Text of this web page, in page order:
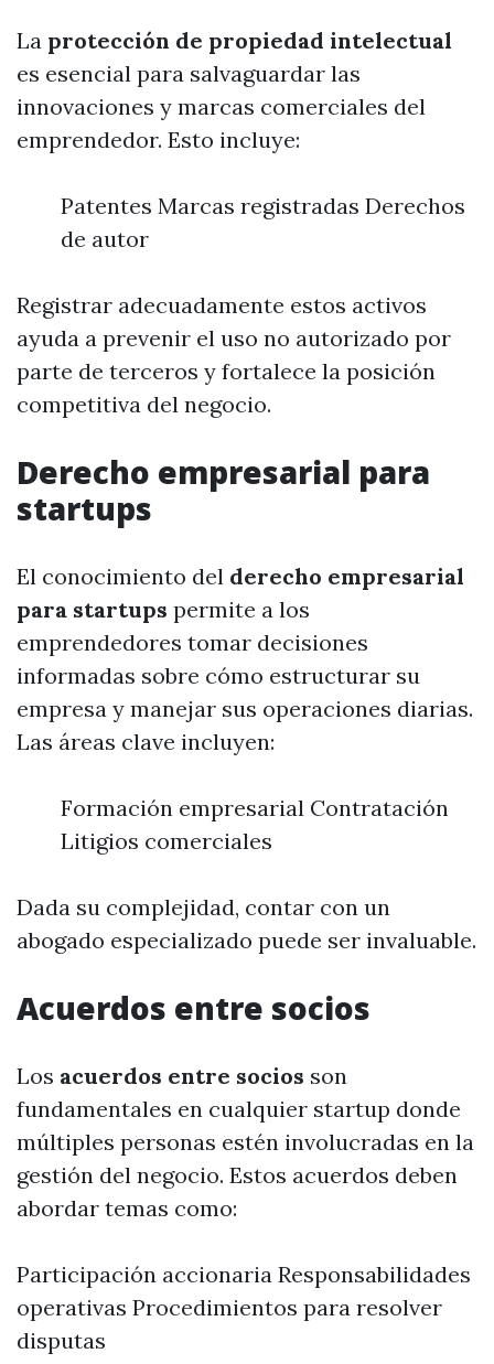
La protección de propiedad intelectual
es esencial para salvaguardar las
innovaciones y marcas comerciales del
emprendedor. Esto incluye:
Patentes Marcas registradas Derechos
de autor
Registrar adecuadamente estos activos
ayuda a prevenir el uso no autorizado por
parte de terceros y fortalece la posición
competitiva del negocio.
Derecho empresarial para
startups
El conocimiento del derecho empresarial
para startups permite a los
emprendedores tomar decisiones
informadas sobre cómo estructurar su
empresa y manejar sus operaciones diarias.
Las áreas clave incluyen:
Formación empresarial Contratación
Litigios comerciales
Dada su complejidad, contar con un
abogado especializado puede ser invaluable.
Acuerdos entre socios
Los acuerdos entre socios son
fundamentales en cualquier startup donde
múltiples personas estén involucradas en la
gestión del negocio. Estos acuerdos deben
abordar temas como:
Participación accionaria Responsabilidades
operativas Procedimientos para resolver
disputas